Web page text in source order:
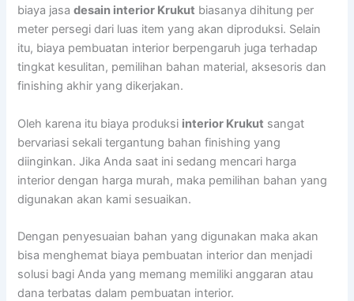
biaya jasadesain interior Krukut biasanya dihitung per
meter persegi dari luas item yang akan diproduksi. Selain
itu, biaya pembuatan interior berpengaruh juga terhadap
tingkat kesulitan, pemilihan bahan material, aksesoris dan
finishing akhir yang dikerjakan.
Oleh karena itu biaya produksi interior Krukut sangat
bervariasi sekali tergantung bahan finishing yang
diinginkan. Jika Anda saat ini sedang mencari harga
interior dengan harga murah, maka pemilihan bahan yang
digunakan akan kami sesuaikan.
Dengan penyesuaian bahan yang digunakan maka akan
bisa menghemat biaya pembuatan interior dan menjadi
solusi bagi Anda yang memang memiliki anggaran atau
dana terbatas dalam pembuatan interior.